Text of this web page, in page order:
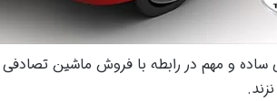
و مهم در رابطه با فروش ماشین